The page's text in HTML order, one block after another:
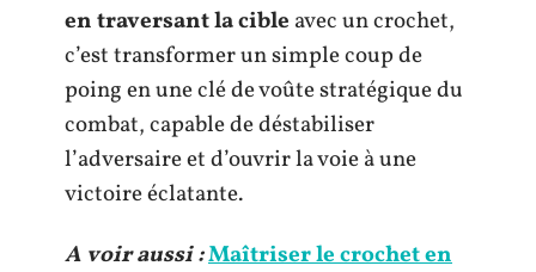
en traversant la cible avec un crochet,
c’est transformer un simple coup de
poing en une clé de voûte stratégique du
combat, capable de déstabiliser
l’adversaire et d’ouvrir la voie à une
victoire éclatante.
A voir aussi :Maîtriser le crochet en